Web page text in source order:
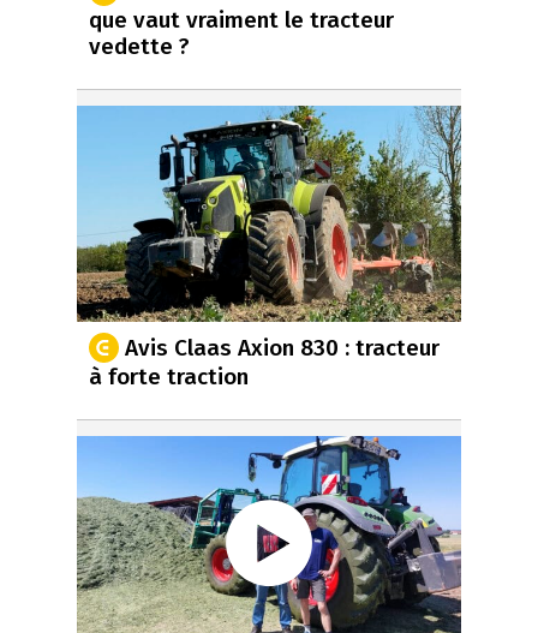
que vaut vraiment le tracteur
vedette ?
Avis Claas Axion 830 : tracteur
à forte traction